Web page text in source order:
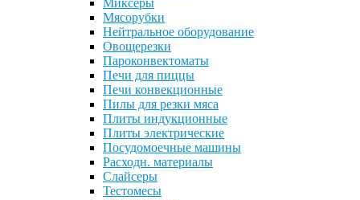
Миксеры
Мясорубки
Нейтральное оборудование
Овощерезки
Пароконвектоматы
Печи для пиццы
Печи конвекционные
Пилы для резки мяса
Плиты индукционные
Плиты электрические
Посудомоечные машины
Расходн. материалы
Слайсеры
Тестомесы